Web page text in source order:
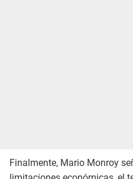
Finalmente, Mario Monroy